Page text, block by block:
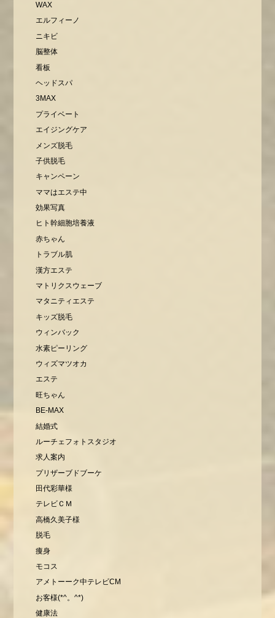
WAX
エルフィーノ
ニキビ
脳整体
看板
ヘッドスパ
3MAX
プライベート
エイジングケア
メンズ脱毛
子供脱毛
キャンペーン
ママはエステ中
効果写真
ヒト幹細胞培養液
赤ちゃん
トラブル肌
漢方エステ
マトリクスウェーブ
マタニティエステ
キッズ脱毛
ウィンバック
水素ピーリング
ウィズマツオカ
エステ
旺ちゃん
BE-MAX
結婚式
ルーチェフォトスタジオ
求人案内
プリザーブドブーケ
田代彩華様
テレビＣＭ
高橋久美子様
脱毛
痩身
モコス
アメトーーク中テレビCM
お客様(*^。^*)
健康法